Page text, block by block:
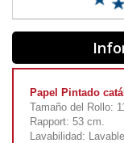
Papel Pintado
Tamaño del Rollo:
Rapport: 53 cm.
Lavabilidad: Lavable.